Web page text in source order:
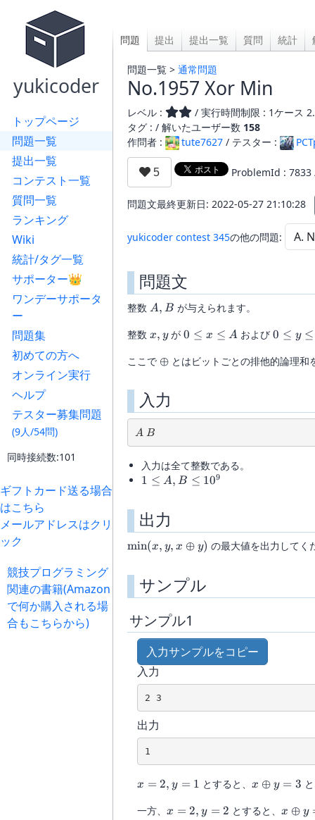
yukicoder
トップページ
問題一覧
提出一覧
コンテスト一覧
質問一覧
ランキング
Wiki
統計/タグ一覧
サポーター👑
ワンデーサポータ
ー
問題集
初めての方へ
オンライン実行
ヘルプ
テスター募集問題
(9人/54問)
同時接続数:101
ギフトカード送る場合
はこちら
メールアドレスはクリ
ック
競技プログラミング
関連の書籍(Amazon
で何か購入される場
合もこちらから)
問題 提出 提出一覧 質問 統計
問題一覧 > 通常問題
No.1957 Xor Min
レベル :
/ 実行時間制限 : 1ケース
タグ : / 解いたユーザー数 158
作問者 :
tute7627 / テスター :
ProblemId :
問題文最終更新日: 2022-05-27 21:10:28
yukicoder contest 345の他の問題:
問題文
整数 A,
A, B が与えられます。
整数 x,y
x, yが0
x
0 ≤ x ≤ A および0
y
0 ≤ y ≤
ここで \oplus
⊕ とはビットごとの排他的論理和
入力
A \ B
A B
入力は全て整数である。
1 \le
10^9
1 ≤ A, B ≤ 109
出力
\min
x
\oplus
y)
min(x, y, x ⊕ y) の最大値を出力してく
サンプル
サンプル1
入力サンプルをコピー
入力
出力
x
2,
x = 2, y = 1 とすると、x
y = 3
x ⊕ y = 3
一方、 x
x = 2, y = 2 とすると、x
x ⊕ y